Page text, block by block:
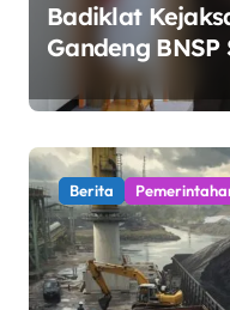
Badiklat
Gandeng BNSP
Sertifikasi
Berita